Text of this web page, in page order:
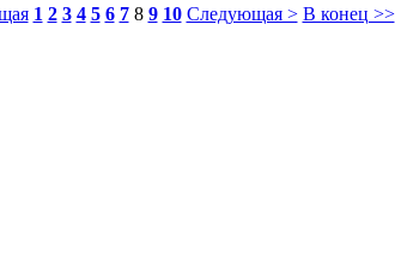
1 2 3 4 5 6 7 8 9 10 Следующая > В конец >>